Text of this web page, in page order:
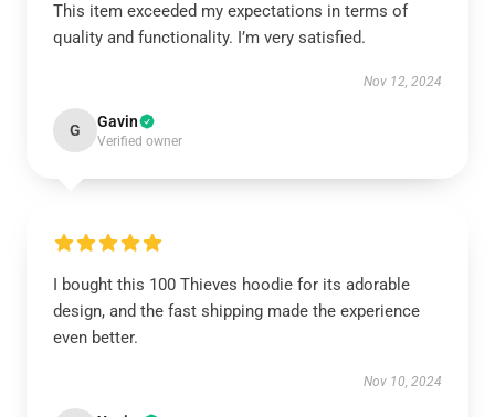
This item exceeded my expectations in terms of
quality and functionality. I’m very satisfied.
Nov 12, 2024
G Gavin
Verified owner
I bought this 100 Thieves hoodie for its adorable
design, and the fast shipping made the experience
even better.
Nov 10, 2024